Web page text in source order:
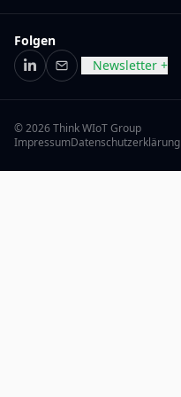
Folgen
LinkedIn
E-MailNewsletter +
© 2026 Think WIoT Group
ImpressumDatenschutzerklärung